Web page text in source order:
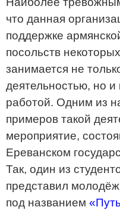
что данная
поддержке
посольств
занимается не
деятельностью, но и
работой. Одним из
примеров такой
мероприятие,
Ереванском
Так, один из
представил
под названием